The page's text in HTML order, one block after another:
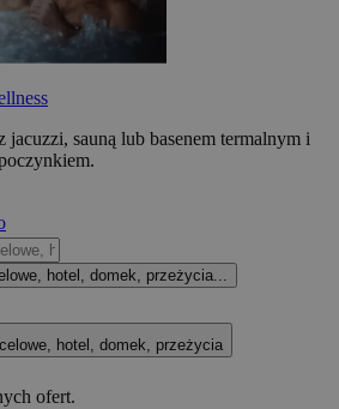
sauną lub basenem termalnym i
hotel, domek, przeżycia...
hotel, domek, przeżycia
ofert.